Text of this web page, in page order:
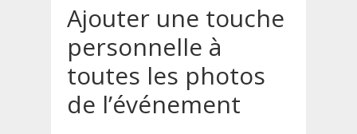
Ajouter une touche
personnelle à
toutes les photos
de l’événement